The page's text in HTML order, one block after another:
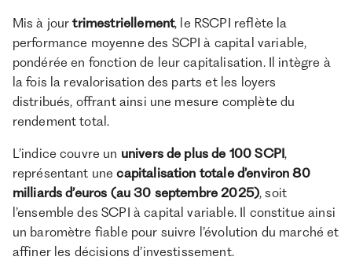
Mis à jourtrimestriellement, le RSCPI reflète la
performance moyenne des SCPI à capital variable,
pondérée en fonction de leur capitalisation. Il intègre à
la fois la revalorisation des parts et les loyers
distribués, offrant ainsi une mesure complète du
rendement total.
L’indice couvre un univers de plus de 100 SCPI,
représentant unecapitalisation totale d’environ 80
milliards d’euros (au 30 septembre 2025), soit
l’ensemble des SCPI à capital variable. Il constitue ainsi
un baromètre fiable pour suivre l’évolution du marché et
affiner les décisions d’investissement.